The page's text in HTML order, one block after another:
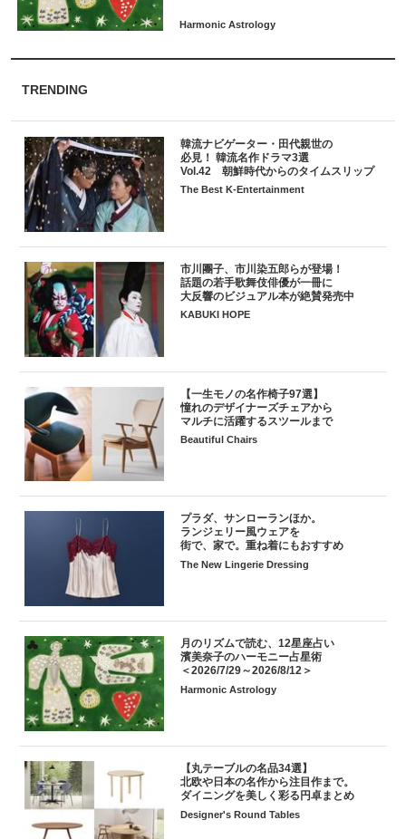
TRENDING
韓流ナビゲーター・田代親世の
必見！ 韓流名作ドラマ3選
Vol.42 朝鮮時代からのタイムスリップ
The Best K-Entertainment
市川團子、市川染五郎らが登場！
話題の若手歌舞伎俳優が一冊に
大反響のビジュアル本が絶賛発売中
KABUKI HOPE
【一生モノの名作椅子97選】
憧れのデザイナーズチェアから
マルチに活躍するスツールまで
Beautiful Chairs
プラダ、サンローランほか。
ランジェリー風ウェアを
街で、家で。重ね着にもおすすめ
The New Lingerie Dressing
月のリズムで読む、12星座占い
濱美奈子のハーモニー占星術
＜2026/7/29～2026/8/12＞
Harmonic Astrology
【丸テーブルの名品34選】
北欧や日本の名作から注目作まで。
ダイニングを美しく彩る円卓まとめ
Designer's Round Tables